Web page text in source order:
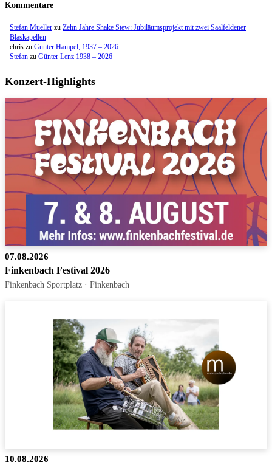
Kommentare
Stefan Mueller zu Zehn Jahre Shake Stew: Jubiläumsprojekt mit zwei Saalfeldener
Blaskapellen
chris zu Gunter Hampel, 1937 – 2026
Stefan zu Günter Lenz 1938 – 2026
Konzert-Highlights
07.08.2026
Finkenbach Festival 2026
Finkenbach Sportplatz · Finkenbach
10.08.2026